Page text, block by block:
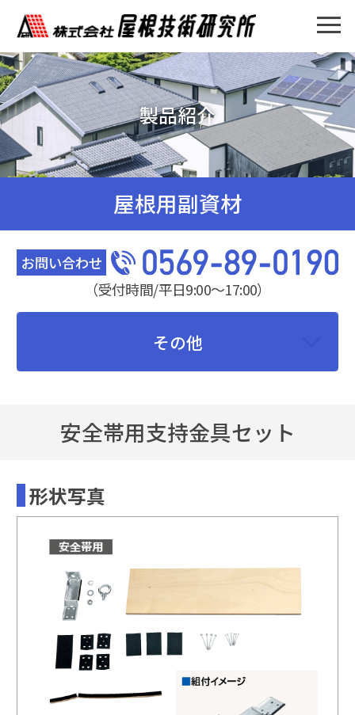
製品紹介
屋根用副資材
お問い合わせ
（受付時間/平日9:00〜17:00）
下葺き材
木材・人工木
面戸
止水材
その他
安全帯用支持金具セット
形状写真